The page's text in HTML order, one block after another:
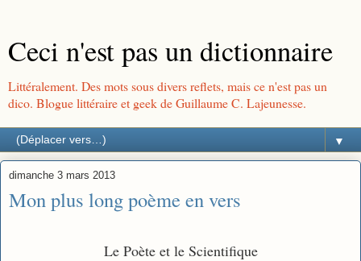
Ceci n'est pas un dictionnaire
Littéralement. Des mots sous divers reflets, mais ce n'est pas un
dico. Blogue littéraire et geek de Guillaume C. Lajeunesse.
▼
dimanche 3 mars 2013
Mon plus long poème en vers
Le Poète et le Scientifique